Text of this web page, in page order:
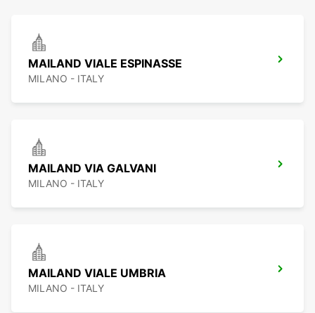
MAILAND VIALE ESPINASSE
MILANO - ITALY
MAILAND VIA GALVANI
MILANO - ITALY
MAILAND VIALE UMBRIA
MILANO - ITALY